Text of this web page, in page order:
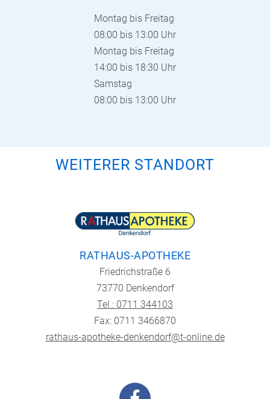
Montag bis Freitag
08:00 bis 13:00 Uhr
Montag bis Freitag
14:00 bis 18:30 Uhr
Samstag
08:00 bis 13:00 Uhr
WEITERER STANDORT
RATHAUS-APOTHEKE
Friedrichstraße 6
73770 Denkendorf
Tel.: 0711 344103
Fax: 0711 3466870
rathaus-apotheke-denkendorf@t-online.de